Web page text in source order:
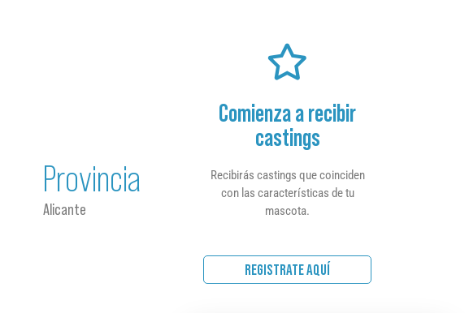
Provincia
Alicante
Comienza a recibir
castings
Recibirás castings que coinciden
con las características de tu
mascota.
REGISTRATE AQUÍ